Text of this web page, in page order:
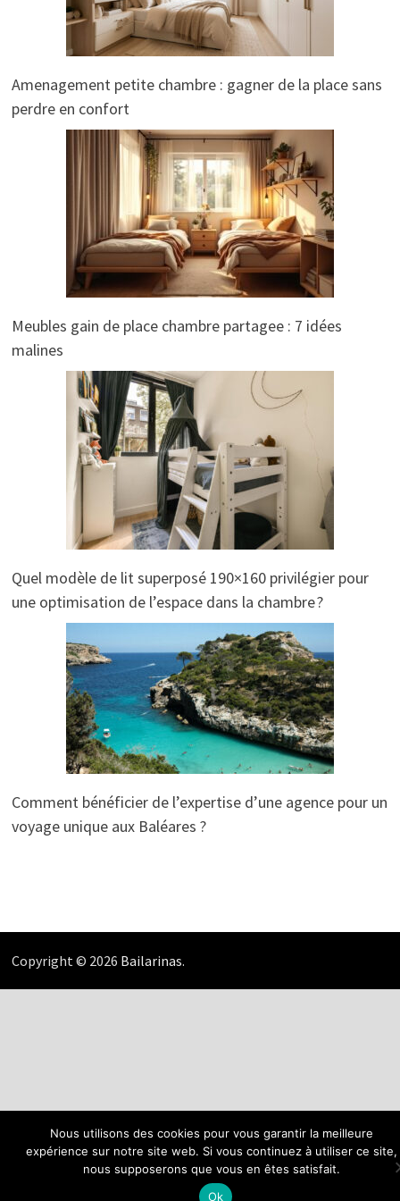
Amenagement petite chambre : gagner de la place sans
perdre en confort
Meubles gain de place chambre partagee : 7 idées
malines
Quel modèle de lit superposé 190×160 privilégier pour
une optimisation de l’espace dans la chambre ?
Comment bénéficier de l’expertise d’une agence pour un
voyage unique aux Baléares ?
Copyright © 2026 Bailarinas.
Nous utilisons des cookies pour vous garantir la meilleure
expérience sur notre site web. Si vous continuez à utiliser ce site,
nous supposerons que vous en êtes satisfait.
Ok